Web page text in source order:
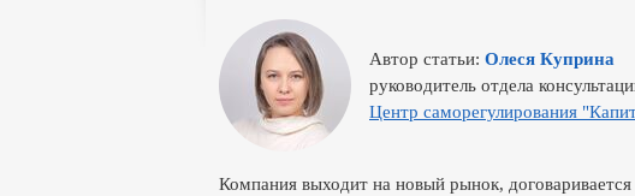
Автор статьи: Олеся Куприна
руководитель отдела
Центр саморегулирования
Компания выходит на новый рынок,